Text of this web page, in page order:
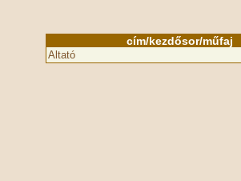
cím/kezdősor/műfaj
Altató